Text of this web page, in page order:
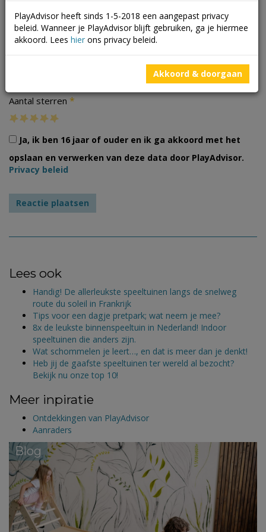
Aantal sterren *
Ja, ik ben 16 jaar of ouder en ik ga akkoord met het
opslaan en verwerken van deze data door PlayAdvisor.
Privacy beleid
Lees ook
Handig! De allerleukste speeltuinen langs de snelweg
route du soleil in Frankrijk
Tips voor een dagje pretpark; wat neem je mee?
8x de leukste binnenspeeltuin in Nederland! Indoor
speeltuinen die anders zijn.
Wat schommelen je leert…, en dat is meer dan je denkt!
Heb jij de gaafste speeltuinen ter wereld al bezocht?
Bekijk nu onze top 10!
Meer inpiratie
Ontdekkingen van PlayAdvisor
Aanraders
Blog
PlayAdvisor heeft sinds 1-5-2018 een aangepast privacy
beleid. Wanneer je PlayAdvisor blijft gebruiken, ga je hiermee
akkoord. Lees hier ons privacy beleid.
Akkoord & doorgaan